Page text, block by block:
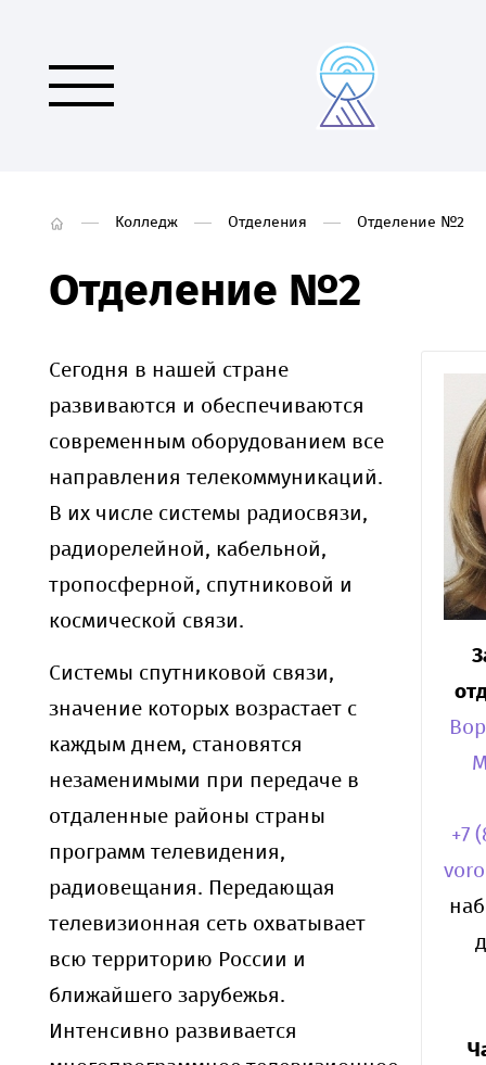
Колледж Отделения Отделение №2
Отделение №2
+7
Сегодня в нашей стране
развиваются и обеспечиваются
современным оборудованием все
направления телекоммуникаций.
В их числе системы радиосвязи,
радиорелейной, кабельной,
тропосферной, спутниковой и
космической связи.
Системы спутниковой связи,
значение которых возрастает с
каждым днем, становятся
незаменимыми при передаче в
отдаленные районы страны
программ телевидения,
радиовещания. Передающая
телевизионная сеть охватывает
всю территорию России и
ближайшего зарубежья.
Интенсивно развивается